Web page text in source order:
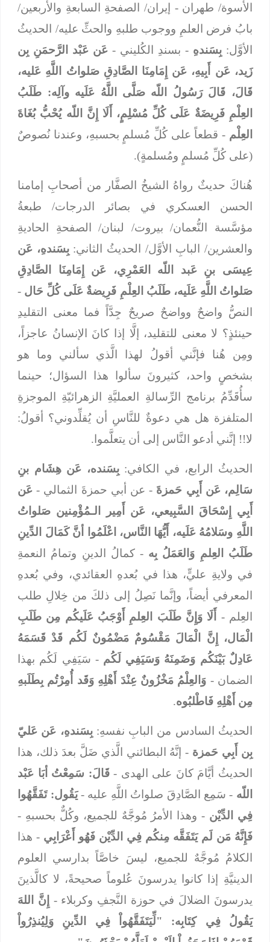
الأسوة/ طهران - إيران/ الصفحةِ السابعةِ والأربعين/
بابُ فرض العلمِ ووجوب طلبهِ والحثِّ عليه/ الحديثُ
الأوَّل:بِسَندهِ- بسندِ الكُليني -عَن عَبْد الرَّحمَنِ بِن
زَيد، عَن أَبِيهِ، عَن إِمَامِنَا الصَّادِقِ صَلواتُ اللَّهِ عَليه،
قَالَ، قَالَ رَسُولُ اللّه صَلَّى اللَّهُ عَلَيه وآلِه: طَلَبُ
العِلْمِ فَرِيضَةٌ عَلَى كُلِّ مُسْلِمٍ، أَلَا إِنَّ اللّه يُحْبُّ بُغَاةَ
العِلْم- قطعاً على كُلِّ مُسلمٍ بحسبهِ، وعندنا نُصوصٌ
(على كُلِّ مُسلمٍ ومُسلمةٍ).
هُناكَ حديثٌ رواهُ الشيخُ الصفَّار من أصحابِ إمامنا
الحسن العسكري في بصائر الدرجات/ طبعةُ
مؤسَّسة النُّعمان/ بيروت/ لبنان/ الصفحةِ الحاديةِ
والعشرين/ البابِ الأوَّل/ الحديثُ الثاني: بِسَندهِ، عَن
عِيسَى بنِ عَبد اللّه العَمْرِي، عَن إِمَامِنَا الصَّادِقِ
صَلواتُ اللَّهِ عَلَيه، طَلَبُ العِلْمِ فَرِيضةٌ عَلَى كُلِّ حَال-
النصُّ واضحٌ وواضحٌ صريحٌ جِدَّاً فما معنى التقليدِ
حينئذٍ؟ لا معنى للتقليد، إلَّا إذا كانَ الإنسانُ عاجزاً،
ومِن هُنا فإنَّني أقولُ لهذا الَّذي سألني وما هو
بشخصٍ واحد، كثيرونَ سألوا هذا السؤال؛ حينما
سأُقَدِّمُ برنامج الرِّسالةِ العمليَّةِ الزهرائيّةِ الموجزةِ
المتلفزة هل هي دعوةٌ للنَّاسِ أن يُقلِّدوني؟ أقولُ:
لا!! إنَّني أدعو النَّاس إلى أن يتعلَّموا.
الحديثُ الرابع، في الكافي: بِسَنده، عَن هِشَام بنِ
سَالِم، عَن أَبِي حَمزةَ- عن أبي حمزةَ الثمالي -عَن
أَبِي إِسْحَاقَ السَّبِيعي، عَن أَمِير الـمُؤْمِنين صَلواتُ
اللَّهِ وسَلامُهُ عَلَيه، أَيُّهَا النَّاس، اعْلَمُوا أنَّ كَمَالَ الدِّينِ
طَلَبُ العِلمِ وَالعَمَلُ بِه- كمالُ الدينِ وتمامُ النعمةِ
في ولايةِ عليٍّ، هذا في بُعدهِ العقائدي، وفي بُعدهِ
المعرفي أيضاً، وإنَّما نَصِلُ إلى ذلكَ من خِلالِ طلب
العِلم - أَلَا وَإِنَّ طَلَبَ العِلمِ أَوْجَبُ عَلَيكُم مِن طَلَبِ
الْمَال، إِنَّ الْمَالَ مَقْسُومٌ مَضْمُونٌ لَكُم قَدْ قَسَمَهُ
عَادِلٌ بَيْنَكُم وَضَمِنَهُ وَسَيَفِي لَكُم- سَيَفِي لَكُم بهذا
الضمان -وَالعِلْمُ مَخْزُونٌ عِنْدَ أَهْلِهِ وَقَد أُمِرْتُم بِطَلَبهِ
مِن أَهْلِهِ فَاطْلبُوه.
الحديثُ السادس من البابِ نفسهِ: بِسَندهِ، عَن عَليّ
بِن أَبِي حَمزة- إنَّهُ البطائني الَّذي ضَلَّ بعدَ ذلك، هذا
الحديثُ أيَّامَ كانَ على الهدى -قَالَ: سَمِعْتُ أبَا عَبْد
اللّه- سَمِع الصَّادِقَ صلواتُ اللَّهِ عليه -يَقُول: تَفَقَّهُوا
فِي الدِّيْن- وهذا الأمرُ مُوجَّهٌ للجميع، وكُلٌّ بحسبهِ -
فَإِنَّهُ مَن لَم يَتَفَقَّه مِنكُم فِي الدِّيْن فَهُو أَعْرَابِي- هذا
الكلامُ مُوجَّهٌ للجميع، ليسَ خاصَّاً بدارسي العلوم
الدينيَّةِ إذا كانوا يدرسونَ عُلوماً صحيحةً، لا كالَّذينَ
يدرسونَ الضلالَ في حوزة النَّجفِ وكربلاء - إِنَّ اللهَ
يَقُولُ فِي كِتَابِه: "لِّيَتَفَقَّهُواْ فِي الدِّينِ وَلِيُنذِرُواْ